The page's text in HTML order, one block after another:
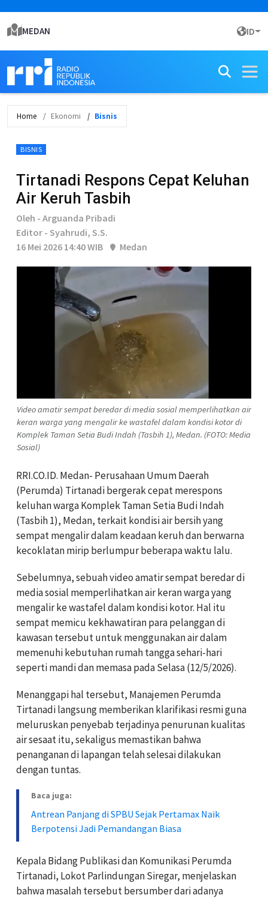
MEDAN ID
Home Ekonomi Bisnis
BISNIS
Tirtanadi Respons Cepat Keluhan
Air Keruh Tasbih
Oleh - Arguanda Pribadi
Editor - Syahrudi, S.S.
16 Mei 2026 14:40 WIB
Medan
Video amatir sempat beredar di media sosial memperlihatkan air
keran warga yang mengalir ke wastafel dalam kondisi kotor di
Komplek Taman Setia Budi Indah (Tasbih 1), Medan. (FOTO: Media
Sosial)
RRI.CO.ID. Medan- Perusahaan Umum Daerah
(Perumda) Tirtanadi bergerak cepat merespons
keluhan warga Komplek Taman Setia Budi Indah
(Tasbih 1), Medan, terkait kondisi air bersih yang
sempat mengalir dalam keadaan keruh dan berwarna
kecoklatan mirip berlumpur beberapa waktu lalu.
Sebelumnya, sebuah video amatir sempat beredar di
media sosial memperlihatkan air keran warga yang
mengalir ke wastafel dalam kondisi kotor. Hal itu
sempat memicu kekhawatiran para pelanggan di
kawasan tersebut untuk menggunakan air dalam
memenuhi kebutuhan rumah tangga sehari-hari
seperti mandi dan memasa pada Selasa (12/5/2026).
Menanggapi hal tersebut, Manajemen Perumda
Tirtanadi langsung memberikan klarifikasi resmi guna
meluruskan penyebab terjadinya penurunan kualitas
air sesaat itu, sekaligus memastikan bahwa
penanganan di lapangan telah selesai dilakukan
dengan tuntas.
Baca juga:
Antrean Panjang di SPBU Sejak Pertamax Naik
Berpotensi Jadi Pemandangan Biasa
Kepala Bidang Publikasi dan Komunikasi Perumda
Tirtanadi, Lokot Parlindungan Siregar, menjelaskan
bahwa masalah tersebut bersumber dari adanya